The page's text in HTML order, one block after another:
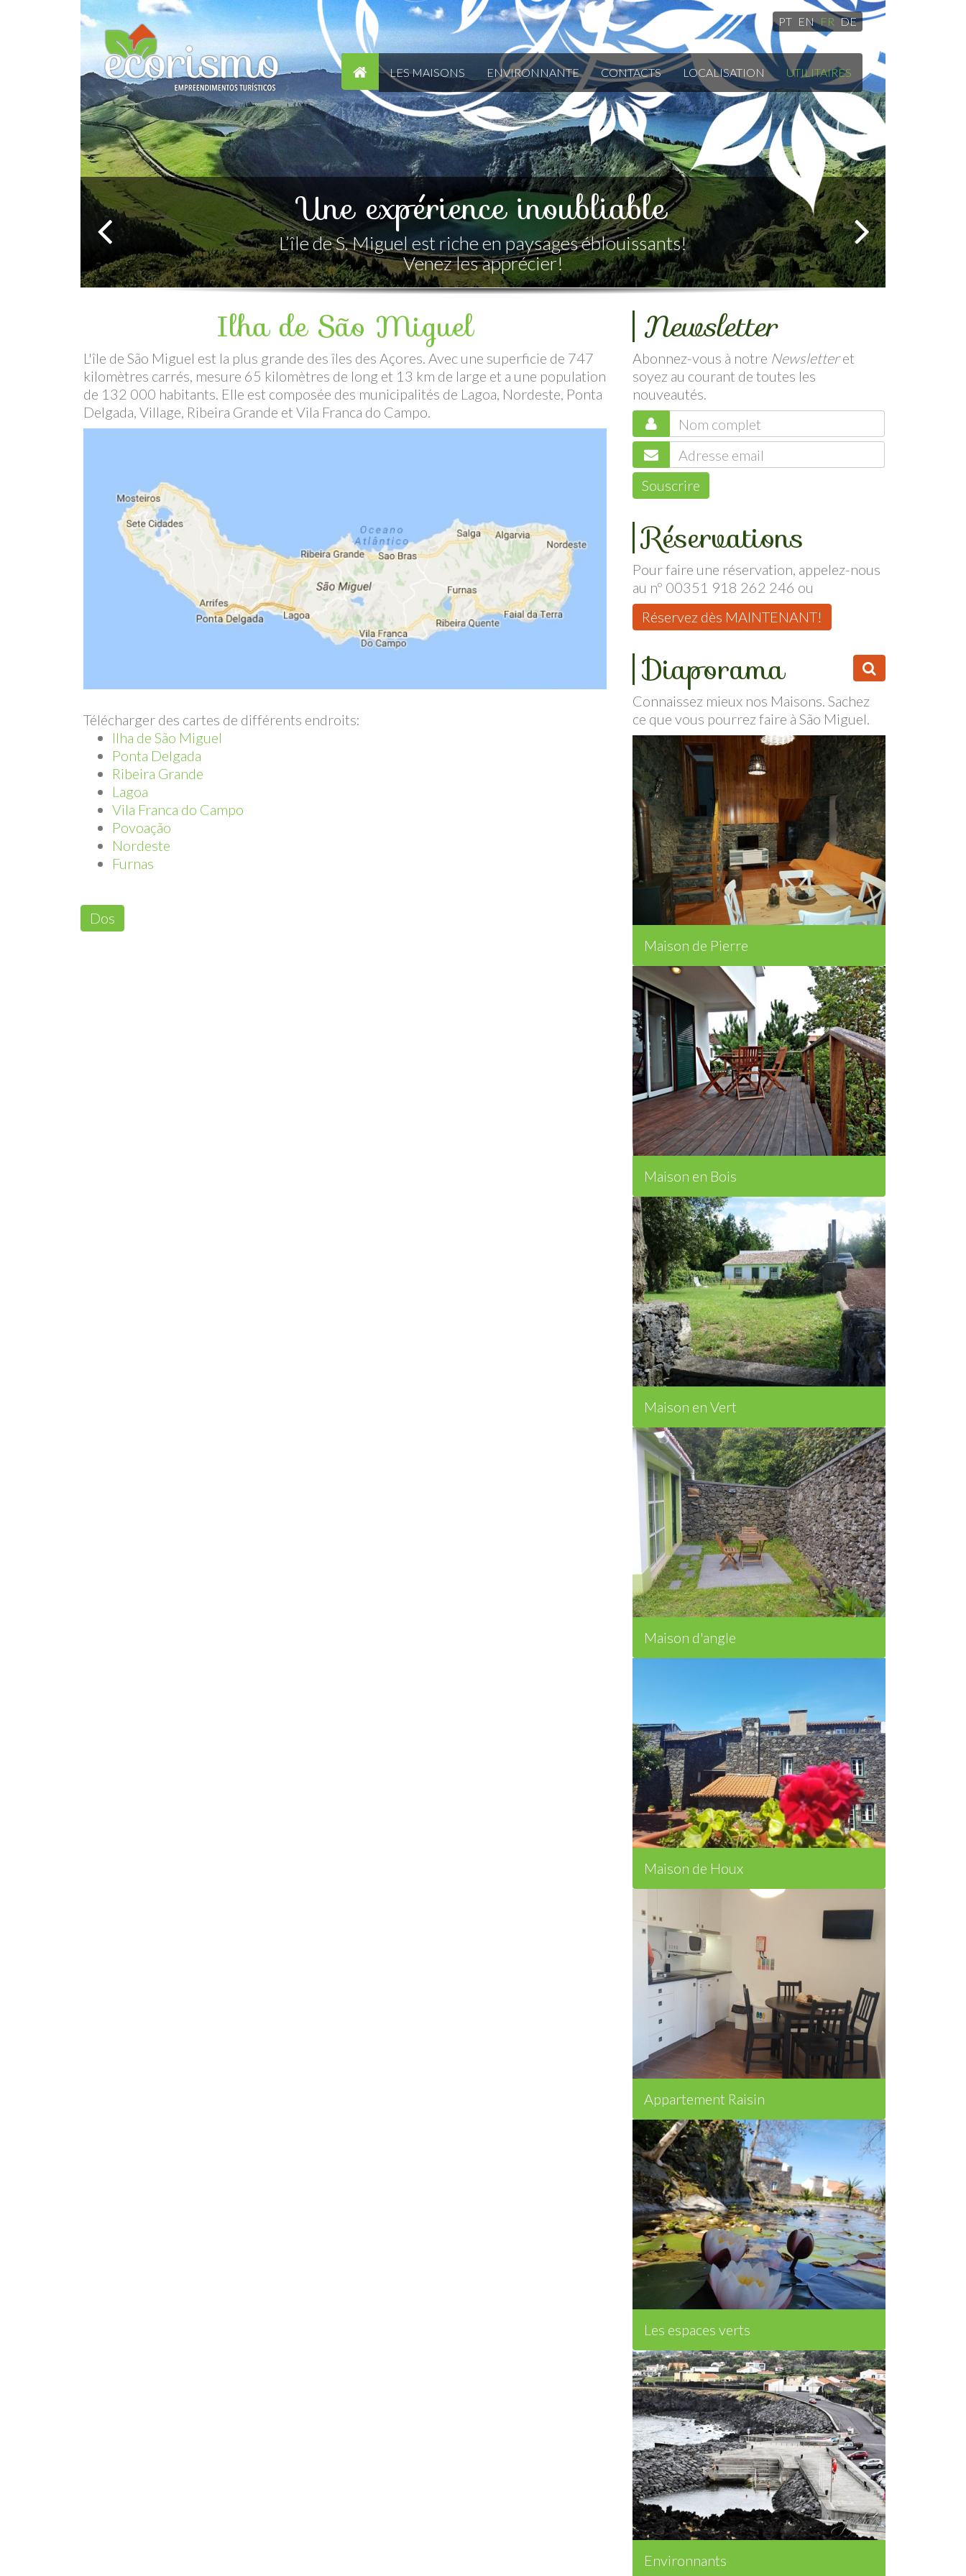
PT EN FR DE
LES MAISONS ENVIRONNANTE CONTACTS LOCALISATION UTILITAIRES
Simple, confortable et accueillante
Maison de bois
Ilha de São Miguel
L'île de São Miguel est la plus grande des îles des Açores. Avec une superficie de 747
kilomètres carrés, mesure 65 kilomètres de long et 13 km de large et a une population
de 132 000 habitants. Elle est composée des municipalités de Lagoa, Nordeste, Ponta
Delgada, Village, Ribeira Grande et Vila Franca do Campo.
Télécharger des cartes de différents endroits:
Ilha de São Miguel
Ponta Delgada
Ribeira Grande
Lagoa
Vila Franca do Campo
Povoação
Nordeste
Furnas
Dos
Newsletter
Abonnez-vous à notre Newsletteret
soyez au courant de toutes les
nouveautés.
Souscrire
Réservations
Pour faire une réservation, appelez-nous
au nº 00351 918 262 246 ou
Réservez dès MAINTENANT!
Diaporama
Connaissez mieux nos Maisons. Sachez
ce que vous pourrez faire à São Miguel.
Maison de Pierre
Maison en Bois
Maison en Vert
Maison d'angle
Maison de Houx
Appartement Raisin
Les espaces verts
Environnants